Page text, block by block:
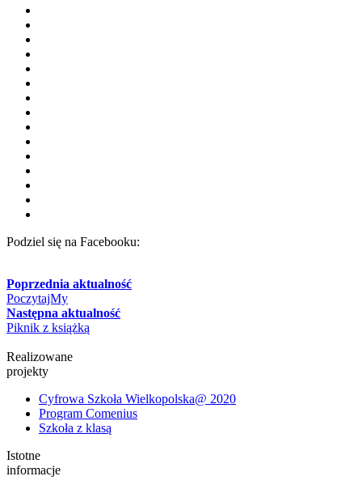
Podziel się na Facebooku:
Poprzednia aktualność
PoczytajMy
Następna aktualność
Piknik z książką
Realizowane
projekty
Cyfrowa Szkoła Wielkopolska@ 2020
Program Comenius
Szkoła z klasą
Istotne
informacje